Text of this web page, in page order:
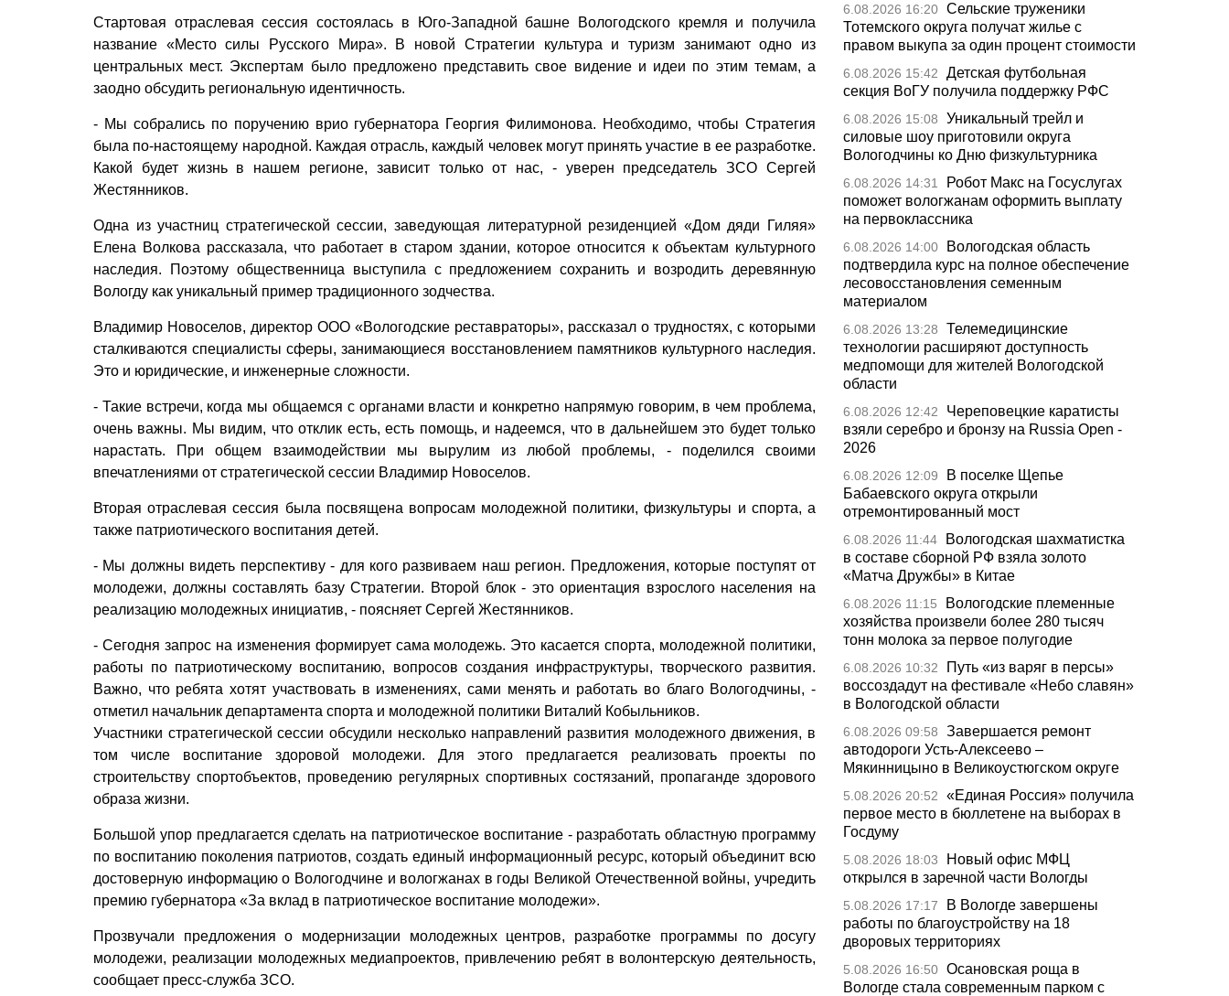
Стартовая отраслевая сессия состоялась в Юго-Западной башне Вологодского кремля и получила
название «Место силы Русского Мира». В новой Стратегии культура и туризм занимают одно из
центральных мест. Экспертам было предложено представить свое видение и идеи по этим темам, а
заодно обсудить региональную идентичность.
- Мы собрались по поручению врио губернатора Георгия Филимонова. Необходимо, чтобы Стратегия
была по-настоящему народной. Каждая отрасль, каждый человек могут принять участие в ее разработке.
Какой будет жизнь в нашем регионе, зависит только от нас, - уверен председатель ЗСО Сергей
Жестянников.
Одна из участниц стратегической сессии, заведующая литературной резиденцией «Дом дяди Гиляя»
Елена Волкова рассказала, что работает в старом здании, которое относится к объектам культурного
наследия. Поэтому общественница выступила с предложением сохранить и возродить деревянную
Вологду как уникальный пример традиционного зодчества.
Владимир Новоселов, директор ООО «Вологодские реставраторы», рассказал о трудностях, с которыми
сталкиваются специалисты сферы, занимающиеся восстановлением памятников культурного наследия.
Это и юридические, и инженерные сложности.
- Такие встречи, когда мы общаемся с органами власти и конкретно напрямую говорим, в чем проблема,
очень важны. Мы видим, что отклик есть, есть помощь, и надеемся, что в дальнейшем это будет только
нарастать. При общем взаимодействии мы вырулим из любой проблемы, - поделился своими
впечатлениями от стратегической сессии Владимир Новоселов.
Вторая отраслевая сессия была посвящена вопросам молодежной политики, физкультуры и спорта, а
также патриотического воспитания детей.
- Мы должны видеть перспективу - для кого развиваем наш регион. Предложения, которые поступят от
молодежи, должны составлять базу Стратегии. Второй блок - это ориентация взрослого населения на
реализацию молодежных инициатив, - поясняет Сергей Жестянников.
- Сегодня запрос на изменения формирует сама молодежь. Это касается спорта, молодежной политики,
работы по патриотическому воспитанию, вопросов создания инфраструктуры, творческого развития.
Важно, что ребята хотят участвовать в изменениях, сами менять и работать во благо Вологодчины, -
отметил начальник департамента спорта и молодежной политики Виталий Кобыльников.
Участники стратегической сессии обсудили несколько направлений развития молодежного движения, в
том числе воспитание здоровой молодежи. Для этого предлагается реализовать проекты по
строительству спортобъектов, проведению регулярных спортивных состязаний, пропаганде здорового
образа жизни.
Большой упор предлагается сделать на патриотическое воспитание - разработать областную программу
по воспитанию поколения патриотов, создать единый информационный ресурс, который объединит всю
достоверную информацию о Вологодчине и вологжанах в годы Великой Отечественной войны, учредить
премию губернатора «За вклад в патриотическое воспитание молодежи».
Прозвучали предложения о модернизации молодежных центров, разработке программы по досугу
молодежи, реализации молодежных медиапроектов, привлечению ребят в волонтерскую деятельность,
сообщает пресс-служба ЗСО.
6.08.2026 16:20 Сельские труженики
Тотемского округа получат жилье с
правом выкупа за один процент стоимости
6.08.2026 15:42
Детская футбольная
секция ВоГУ получила поддержку РФС
6.08.2026 15:08
Уникальный трейл и
силовые шоу приготовили округа
Вологодчины ко Дню физкультурника
6.08.2026 14:31
Робот Макс на Госуслугах
поможет вологжанам оформить выплату
на первоклассника
6.08.2026 14:00
Вологодская область
подтвердила курс на полное обеспечение
лесовосстановления семенным
материалом
6.08.2026 13:28
Телемедицинские
технологии расширяют доступность
медпомощи для жителей Вологодской
области
6.08.2026 12:42
Череповецкие каратисты
взяли серебро и бронзу на Russia Open -
2026
6.08.2026 12:09
В поселке Щепье
Бабаевского округа открыли
отремонтированный мост
6.08.2026 11:44
Вологодская шахматистка
в составе сборной РФ взяла золото
«Матча Дружбы» в Китае
6.08.2026 11:15
Вологодские племенные
хозяйства произвели более 280 тысяч
тонн молока за первое полугодие
6.08.2026 10:32
Путь «из варяг в персы»
воссоздадут на фестивале «Небо славян»
в Вологодской области
6.08.2026 09:58
Завершается ремонт
автодороги Усть-Алексеево –
Мякинницыно в Великоустюгском округе
5.08.2026 20:52
«Единая Россия» получила
первое место в бюллетене на выборах в
Госдуму
5.08.2026 18:03
Новый офис МФЦ
открылся в заречной части Вологды
5.08.2026 17:17
В Вологде завершены
работы по благоустройству на 18
дворовых территориях
5.08.2026 16:50 Осановская роща в
Вологде стала современным парком с